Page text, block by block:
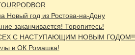
Новый год из Ростова-на-Дону
заканчивается! Торопитесь!
С НАСТУПАЮЩИМ НОВЫМ
в ОК Ромашка!